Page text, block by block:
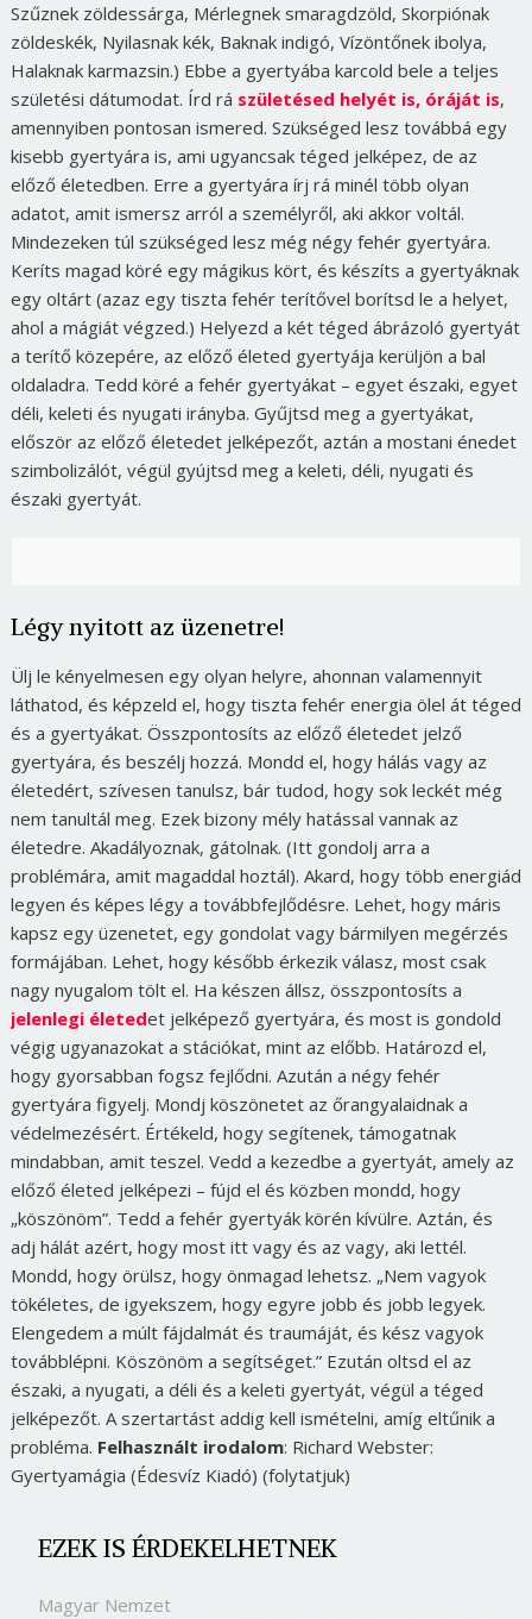
Szűznek zöldessárga, Mérlegnek smaragdzöld, Skorpiónak
zöldeskék, Nyilasnak kék, Baknak indigó, Vízöntőnek ibolya,
Halaknak karmazsin.) Ebbe a gyertyába karcold bele a teljes
születési dátumodat. Írd rá születésed helyét is, óráját is,
amennyiben pontosan ismered. Szükséged lesz továbbá egy
kisebb gyertyára is, ami ugyancsak téged jelképez, de az
előző életedben. Erre a gyertyára írj rá minél több olyan
adatot, amit ismersz arról a személyről, aki akkor voltál.
Mindezeken túl szükséged lesz még négy fehér gyertyára.
Keríts magad köré egy mágikus kört, és készíts a gyertyáknak
egy oltárt (azaz egy tiszta fehér terítővel borítsd le a helyet,
ahol a mágiát végzed.) Helyezd a két téged ábrázoló gyertyát
a terítő közepére, az előző életed gyertyája kerüljön a bal
oldaladra. Tedd köré a fehér gyertyákat – egyet északi, egyet
déli, keleti és nyugati irányba. Gyűjtsd meg a gyertyákat,
először az előző életedet jelképezőt, aztán a mostani énedet
szimbolizálót, végül gyújtsd meg a keleti, déli, nyugati és
északi gyertyát.
Légy nyitott az üzenetre!
Ülj le kényelmesen egy olyan helyre, ahonnan valamennyit
láthatod, és képzeld el, hogy tiszta fehér energia ölel át téged
és a gyertyákat. Összpontosíts az előző életedet jelző
gyertyára, és beszélj hozzá. Mondd el, hogy hálás vagy az
életedért, szívesen tanulsz, bár tudod, hogy sok leckét még
nem tanultál meg. Ezek bizony mély hatással vannak az
életedre. Akadályoznak, gátolnak. (Itt gondolj arra a
problémára, amit magaddal hoztál). Akard, hogy több energiád
legyen és képes légy a továbbfejlődésre. Lehet, hogy máris
kapsz egy üzenetet, egy gondolat vagy bármilyen megérzés
formájában. Lehet, hogy később érkezik válasz, most csak
nagy nyugalom tölt el. Ha készen állsz, összpontosíts a
jelenlegi életedet jelképező gyertyára, és most is gondold
végig ugyanazokat a stációkat, mint az előbb. Határozd el,
hogy gyorsabban fogsz fejlődni. Azután a négy fehér
gyertyára figyelj. Mondj köszönetet az őrangyalaidnak a
védelmezésért. Értékeld, hogy segítenek, támogatnak
mindabban, amit teszel. Vedd a kezedbe a gyertyát, amely az
előző életed jelképezi – fújd el és közben mondd, hogy
„köszönöm”. Tedd a fehér gyertyák körén kívülre. Aztán, és
adj hálát azért, hogy most itt vagy és az vagy, aki lettél.
Mondd, hogy örülsz, hogy önmagad lehetsz. „Nem vagyok
tökéletes, de igyekszem, hogy egyre jobb és jobb legyek.
Elengedem a múlt fájdalmát és traumáját, és kész vagyok
továbblépni. Köszönöm a segítséget.” Ezután oltsd el az
északi, a nyugati, a déli és a keleti gyertyát, végül a téged
jelképezőt. A szertartást addig kell ismételni, amíg eltűnik a
probléma. Felhasznált irodalom: Richard Webster:
Gyertyamágia (Édesvíz Kiadó) (folytatjuk)
EZEK IS ÉRDEKELHETNEK
Magyar Nemzet